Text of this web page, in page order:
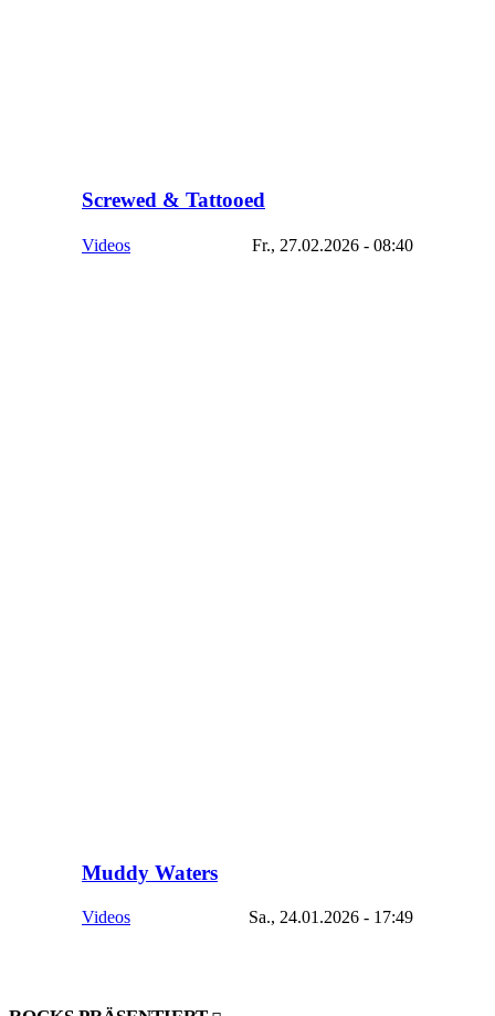
Screwed & Tattooed
Videos Fr., 27.02.2026 - 08:40
Muddy Waters
Videos Sa., 24.01.2026 - 17:49